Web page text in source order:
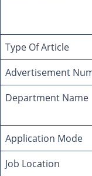
Type Of Article
Advertisement
Department Name
Application Mode
Job Location